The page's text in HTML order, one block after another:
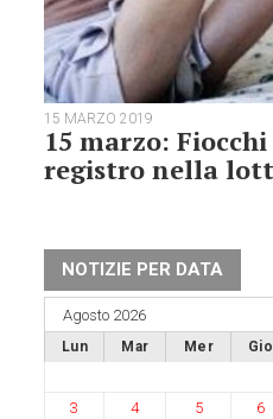
15 MARZO 2019
15 marzo:
registro nella
NOTIZIE PER DATA
Agosto 2026
Lun Mar Mer Gio
3
4 5 6